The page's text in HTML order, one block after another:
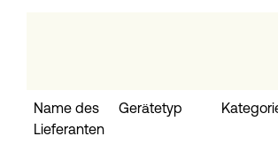
Name des
Lieferanten
Gerätetyp